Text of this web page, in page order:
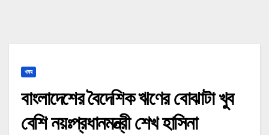
খবর
বাংলাদেশের বৈদেশিক ঋণের বোঝাটা খুব
বেশি নয়ঃপ্রধানমন্ত্রী শেখ হাসিনা